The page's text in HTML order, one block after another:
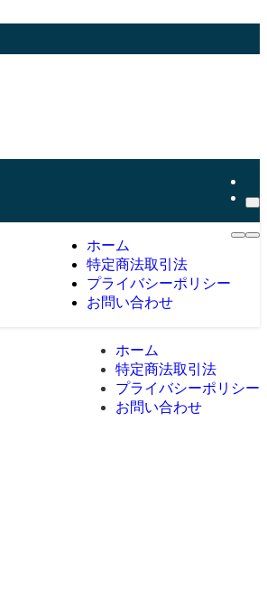
ホーム
特定商法取引法
プライバシーポリシー
お問い合わせ
ホーム
特定商法取引法
プライバシーポリシー
お問い合わせ